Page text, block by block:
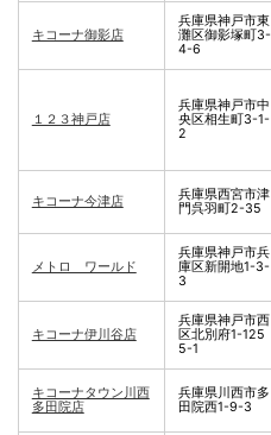
キコーナ御影店
兵庫県神戸市東
灘区御影塚町3-
4-6
１２３神戸店
兵庫県神戸市中
央区相生町3-1-
2
キコーナ今津店
兵庫県西宮市津
門呉羽町2-35
メトロ ワールド
兵庫県神戸市兵
庫区新開地1-3-
3
キコーナ伊川谷店
兵庫県神戸市西
区北別府1-125
5-1
キコーナタウン川西
多田院店
兵庫県川西市多
田院西1-9-3